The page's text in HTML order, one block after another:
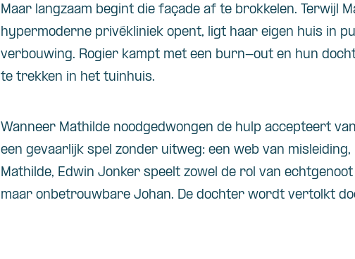
Maar langzaam begint die façade af te brokkelen. Terwijl
hypermoderne privékliniek opent, ligt haar eigen huis in
verbouwing. Rogier kampt met een burn-out en hun
te trekken in het tuinhuis.
Wanneer Mathilde noodgedwongen de hulp accepteert
een gevaarlijk spel zonder uitweg: een web van
Mathilde, Edwin Jonker speelt zowel de rol van
maar onbetrouwbare Johan. De dochter wordt vertolkt